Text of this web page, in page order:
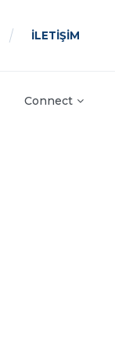
İLETİŞİM
Connect